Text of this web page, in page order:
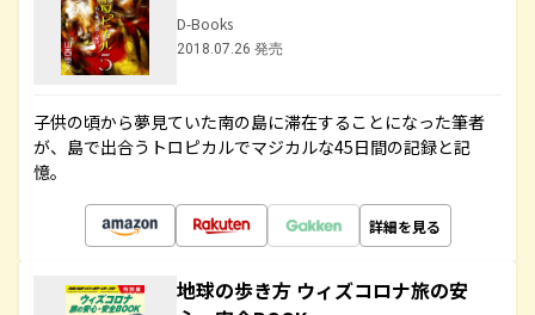
D-Books
2018.07.26 発売
子供の頃から夢見ていた南の島に滞在することになった筆者
が、島で出合うトロピカルでマジカルな45日間の記録と記
憶。
詳細を見る
地球の歩き方 ウィズコロナ旅の安